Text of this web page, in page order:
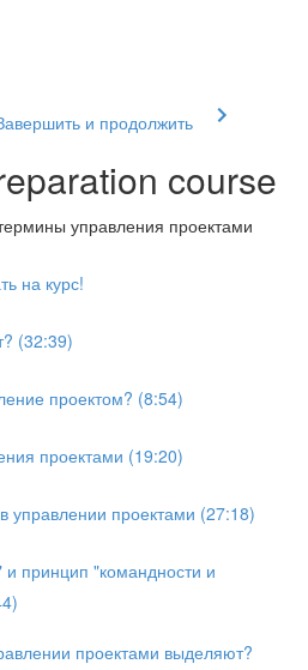
и продолжить
course
управления проектами
на курс!
(32:39)
проектом? (8:54)
проектами (19:20)
управлении проектами (27:18)
принцип "командности и
проектами выделяют?